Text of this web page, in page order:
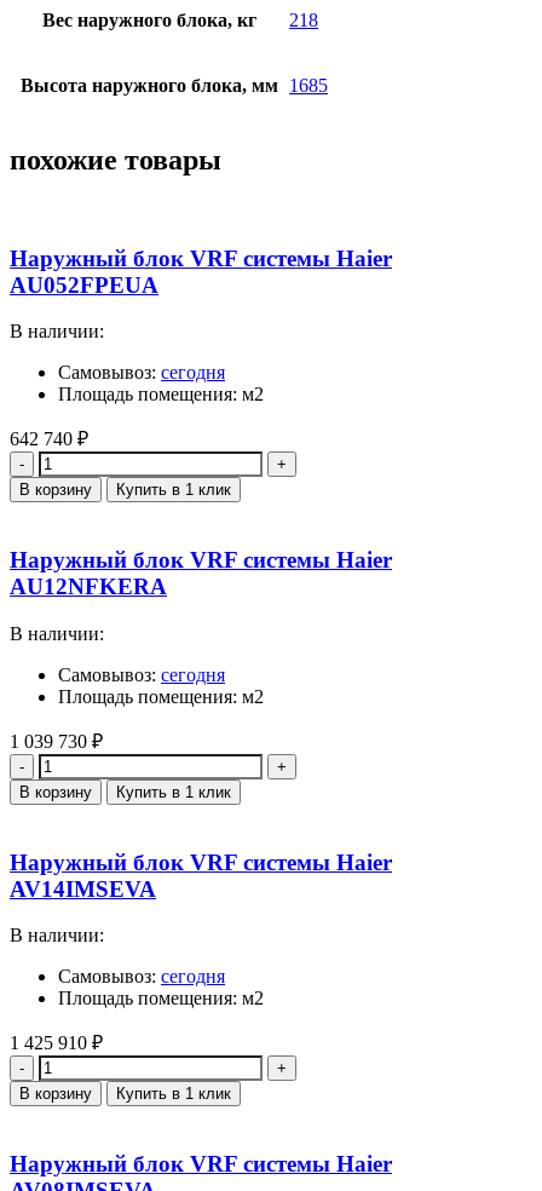
Вес наружного блока, кг 218
Высота наружного блока, мм 1685
похожие товары
Наружный блок VRF системы Haier
AU052FPEUA
В наличии:
Самовывоз: сегодня
Площадь помещения: м2
642 740 ₽
Количество
В корзину Купить в 1 клик
Наружный блок VRF системы Haier
AU12NFKERA
В наличии:
Самовывоз: сегодня
Площадь помещения: м2
1 039 730 ₽
Количество
В корзину Купить в 1 клик
Наружный блок VRF системы Haier
AV14IMSEVA
В наличии:
Самовывоз: сегодня
Площадь помещения: м2
1 425 910 ₽
Количество
В корзину Купить в 1 клик
Наружный блок VRF системы Haier